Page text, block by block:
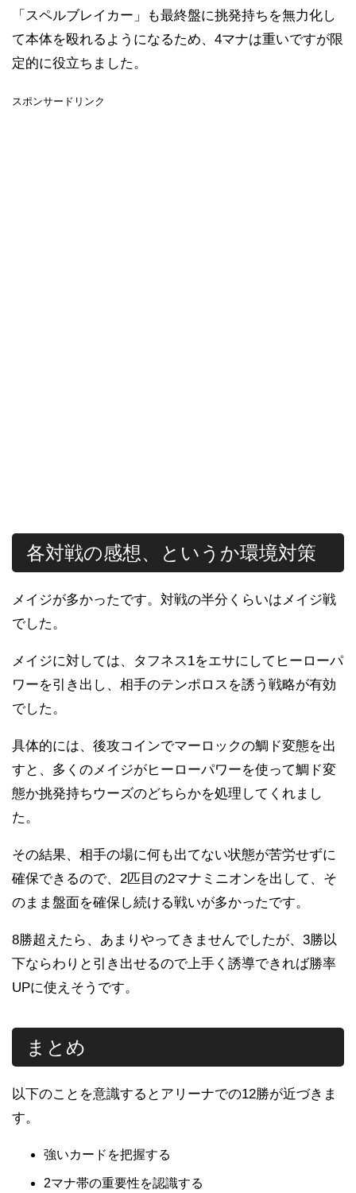
「スペルブレイカー」も最終盤に挑発持ちを無力化し
て本体を殴れるようになるため、4マナは重いですが限
定的に役立ちました。
スポンサードリンク
各対戦の感想、というか環境対策
メイジが多かったです。対戦の半分くらいはメイジ戦
でした。
メイジに対しては、タフネス1をエサにしてヒーローパ
ワーを引き出し、相手のテンポロスを誘う戦略が有効
でした。
具体的には、後攻コインでマーロックの鯛ド変態を出
すと、多くのメイジがヒーローパワーを使って鯛ド変
態か挑発持ちウーズのどちらかを処理してくれまし
た。
その結果、相手の場に何も出てない状態が苦労せずに
確保できるので、2匹目の2マナミニオンを出して、そ
のまま盤面を確保し続ける戦いが多かったです。
8勝超えたら、あまりやってきませんでしたが、3勝以
下ならわりと引き出せるので上手く誘導できれば勝率
UPに使えそうです。
まとめ
以下のことを意識するとアリーナでの12勝が近づきま
す。
強いカードを把握する
2マナ帯の重要性を認識する